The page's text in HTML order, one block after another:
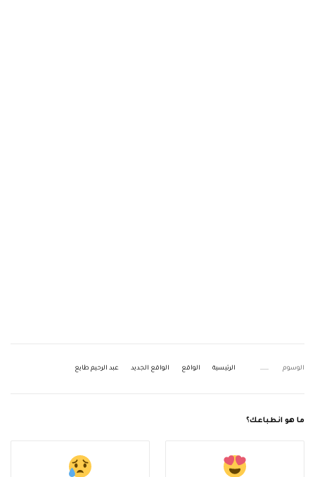
الوسوم الرئيسية الواقع الواقع الجديد عبد الرحيم طايع
ما هو انطباعك؟